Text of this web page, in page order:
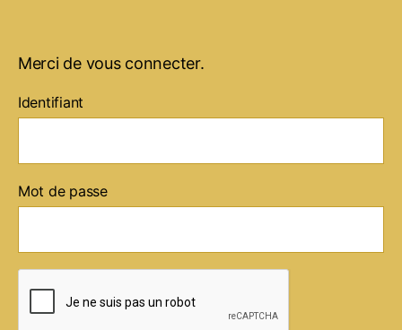
Merci de vous connecter.
Identifiant
Mot de passe